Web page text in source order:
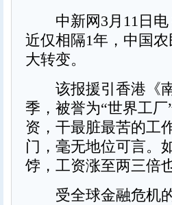
中新网3月11日电
近仅相隔1年，中国
大转变。
该报援引香港《南
季，被誉为“世界工
资，干最脏最苦的工
门，毫无地位可言。
饽，工资涨至两三倍
受全球金融危机的